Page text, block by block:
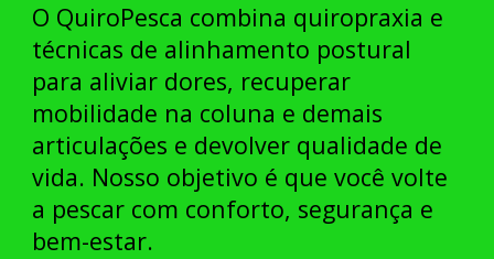
O QuiroPesca combina quiropraxia e
técnicas de alinhamento postural
para aliviar dores, recuperar
mobilidade na coluna e demais
articulações e devolver qualidade de
vida. Nosso objetivo é que você volte
a pescar com conforto, segurança e
bem-estar.